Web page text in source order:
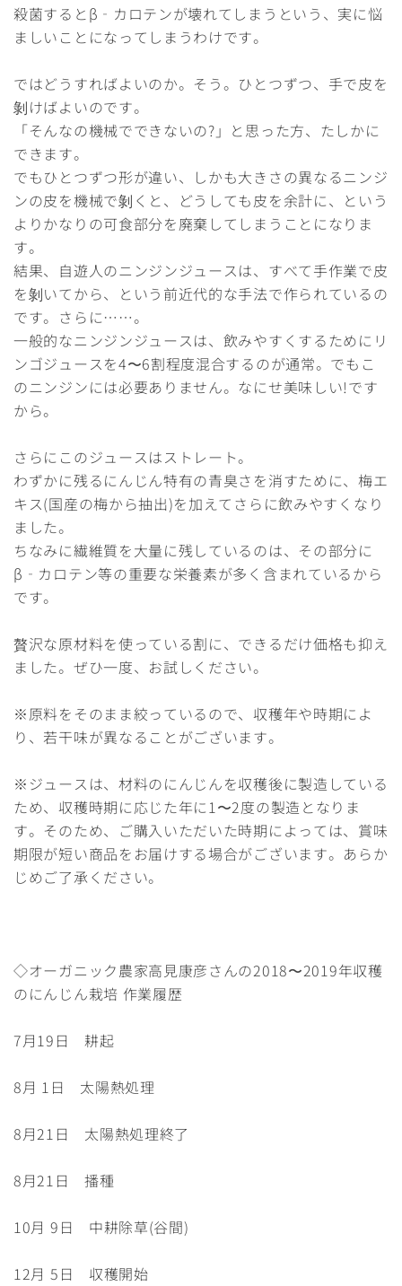
殺菌するとβ‐カロテンが壊れてしまうという、実に悩
ましいことになってしまうわけです。
ではどうすればよいのか。そう。ひとつずつ、手で皮を
剝けばよいのです。
「そんなの機械でできないの?」と思った方、たしかに
できます。
でもひとつずつ形が違い、しかも大きさの異なるニンジ
ンの皮を機械で剝くと、どうしても皮を余計に、という
よりかなりの可食部分を廃棄してしまうことになりま
す。
結果、自遊人のニンジンジュースは、すべて手作業で皮
を剝いてから、という前近代的な手法で作られているの
です。さらに……。
一般的なニンジンジュースは、飲みやすくするためにリ
ンゴジュースを4〜6割程度混合するのが通常。でもこ
のニンジンには必要ありません。なにせ美味しい!です
から。
さらにこのジュースはストレート。
わずかに残るにんじん特有の青臭さを消すために、梅エ
キス(国産の梅から抽出)を加えてさらに飲みやすくなり
ました。
ちなみに繊維質を大量に残しているのは、その部分に
β‐カロテン等の重要な栄養素が多く含まれているから
です。
贅沢な原材料を使っている割に、できるだけ価格も抑え
ました。ぜひ一度、お試しください。
※原料をそのまま絞っているので、収穫年や時期によ
り、若干味が異なることがございます。
※ジュースは、材料のにんじんを収穫後に製造している
ため、収穫時期に応じた年に1〜2度の製造となりま
す。そのため、ご購入いただいた時期によっては、賞味
期限が短い商品をお届けする場合がございます。あらか
じめご了承ください。
◇オーガニック農家高見康彦さんの2018〜2019年収穫
のにんじん栽培 作業履歴
7月19日 耕起
8月 1日 太陽熱処理
8月21日 太陽熱処理終了
8月21日 播種
10月 9日 中耕除草(谷間)
12月 5日 収穫開始